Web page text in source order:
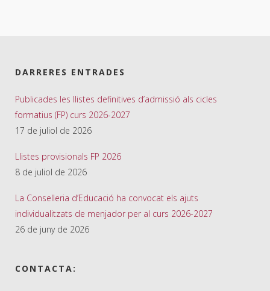
DARRERES ENTRADES
Publicades les llistes definitives d’admissió als cicles
formatius (FP) curs 2026-2027
17 de juliol de 2026
Llistes provisionals FP 2026
8 de juliol de 2026
La Conselleria d’Educació ha convocat els ajuts
individualitzats de menjador per al curs 2026-2027
26 de juny de 2026
CONTACTA: